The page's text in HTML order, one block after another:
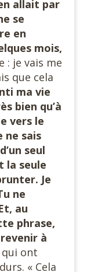
allait par
se
en
mois,
: je vais me
que cela
ma vie
bien qu’à
vers le
ne sais
seul
la seule
Je
ne
au
phrase,
à
qui ont
« Cela